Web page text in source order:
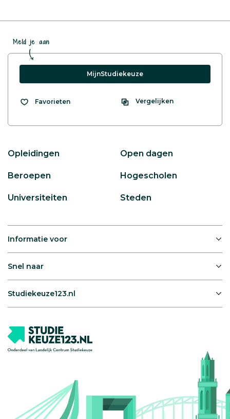
Meld je aan
MijnStudiekeuze
Favorieten Vergelijken
Opleidingen Open dagen
Beroepen Hogescholen
Universiteiten Steden
Informatie voor
Snel naar
Studiekeuze123.nl